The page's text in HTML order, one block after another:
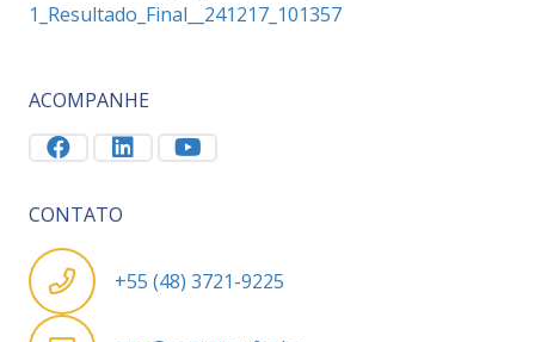
1_Resultado_Final__241217_101357
ACOMPANHE
CONTATO
+55 (48) 3721-9225